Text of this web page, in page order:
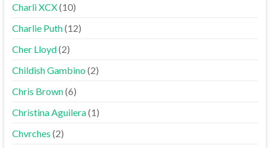
Charli XCX(10)
Charlie Puth(12)
Cher Lloyd(2)
Childish Gambino(2)
Chris Brown(6)
Christina Aguilera(1)
Chvrches (2)